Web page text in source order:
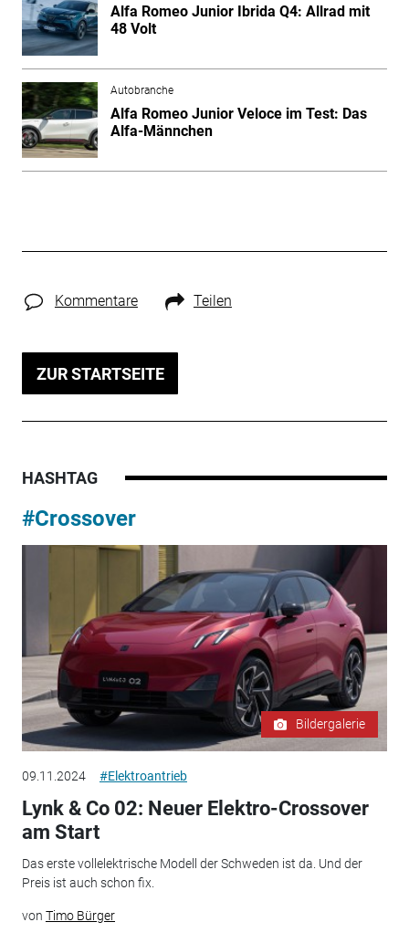
Alfa Romeo Junior Ibrida Q4: Allrad mit
48 Volt
Autobranche
Alfa Romeo Junior Veloce im Test: Das
Alfa-Männchen
Kommentare Teilen
ZUR STARTSEITE
HASHTAG
#Crossover
Bildergalerie
09.11.2024 #Elektroantrieb
Lynk & Co 02: Neuer Elektro-Crossover
am Start
Das erste vollelektrische Modell der Schweden ist da. Und der
Preis ist auch schon fix.
von Timo Bürger